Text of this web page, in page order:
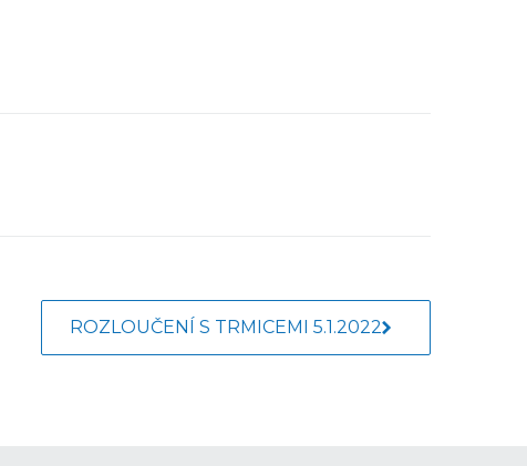
ROZLOUČENÍ S TRMICEMI 5.1.2022